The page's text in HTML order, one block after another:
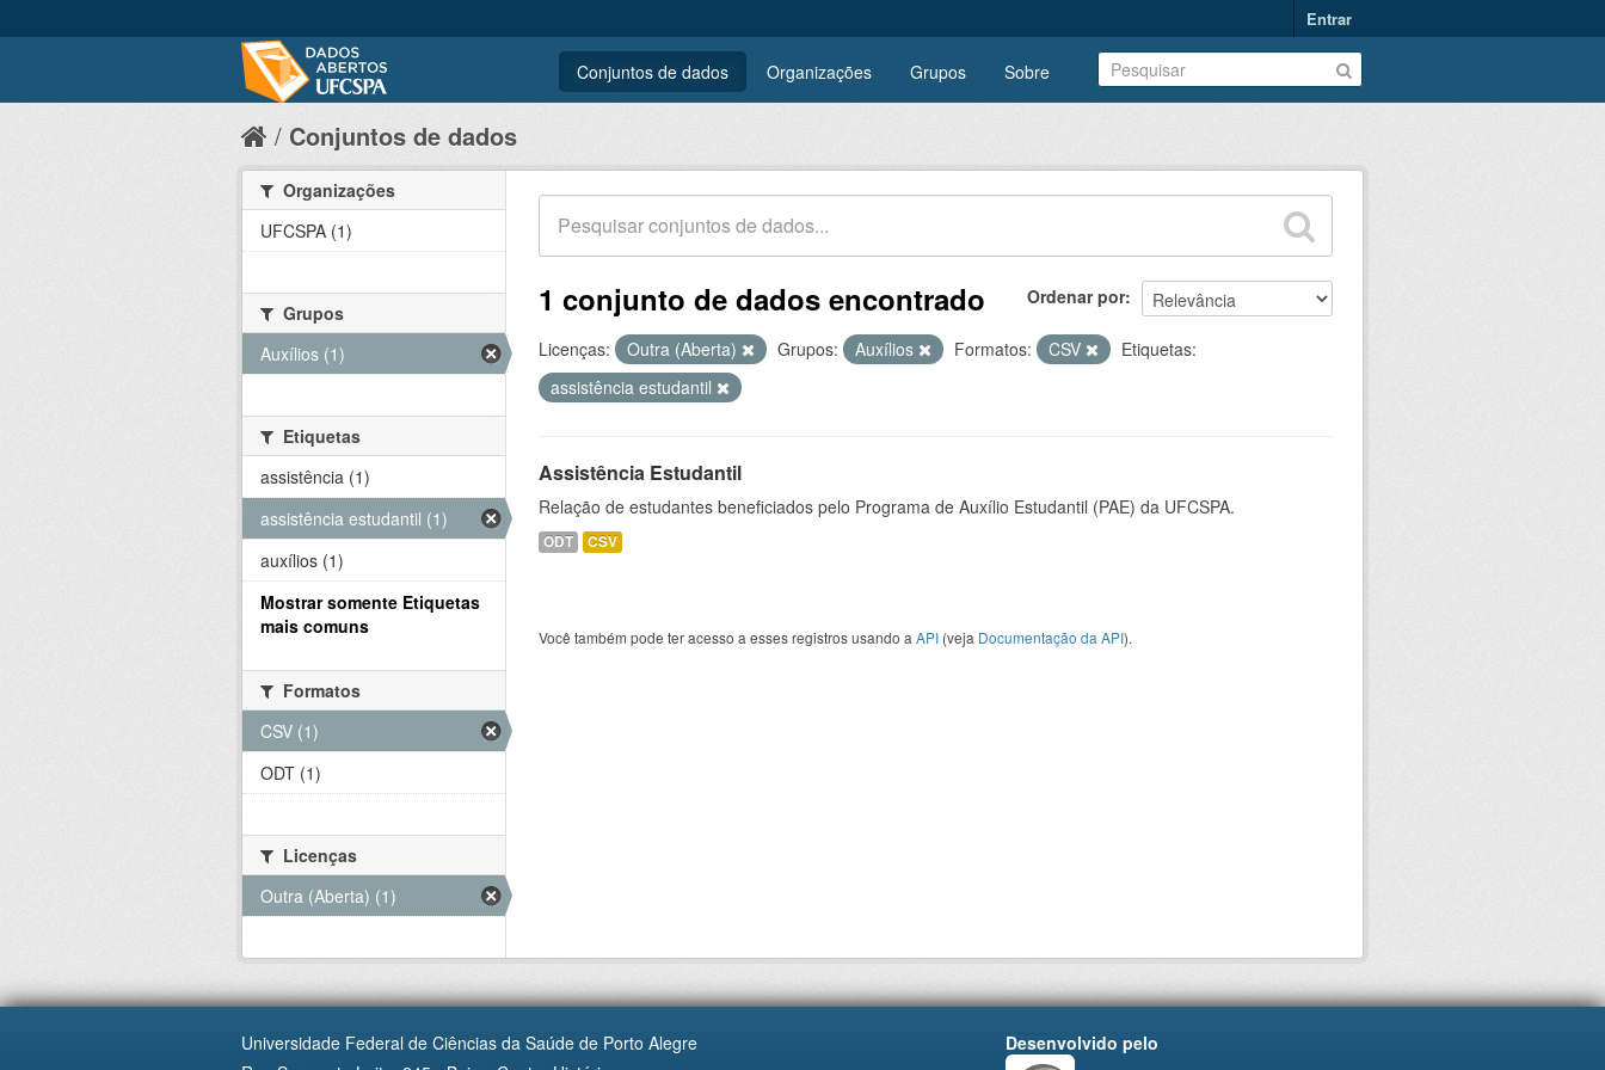
Entrar
Conjuntos de dados Organizações Grupos Sobre
Conjuntos de dados
Ordenar por
1 conjunto de dados encontrado
Licenças: Outra (Aberta) Grupos: Auxílios Formatos: CSV
Etiquetas:
assistência estudantil
Assistência Estudantil
Relação de estudantes beneficiados pelo Programa de Auxílio Estudantil (PAE) da UFCSPA.
ODT CSV
Você também pode ter acesso a esses registros usando a API (veja Documentação da API).
Organizações
UFCSPA (1)
Grupos
Auxílios (1)
Etiquetas
assistência (1)
assistência estudantil (1)
auxílios (1)
Mostrar somente Etiquetas
mais comuns
Formatos
CSV (1)
ODT (1)
Licenças
Outra (Aberta) (1)
Universidade Federal de Ciências da Saúde de Porto Alegre
Desenvolvido pelo